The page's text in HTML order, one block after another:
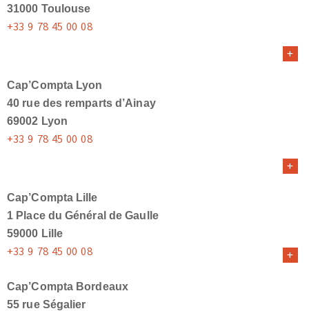
31000 Toulouse
+33 9 78 45 00 08
Cap’Compta Lyon
40 rue des remparts d’Ainay
69002 Lyon
+33 9 78 45 00 08
Cap’Compta Lille
1 Place du Général de Gaulle
59000 Lille
+33 9 78 45 00 08
Cap’Compta Bordeaux
55 rue Ségalier